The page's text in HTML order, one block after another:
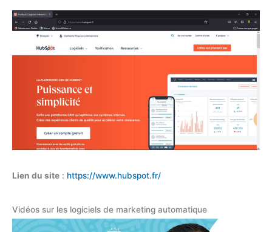
Lien du site : https://www.hubspot.fr/
Vidéos sur les logiciels de marketing automatique